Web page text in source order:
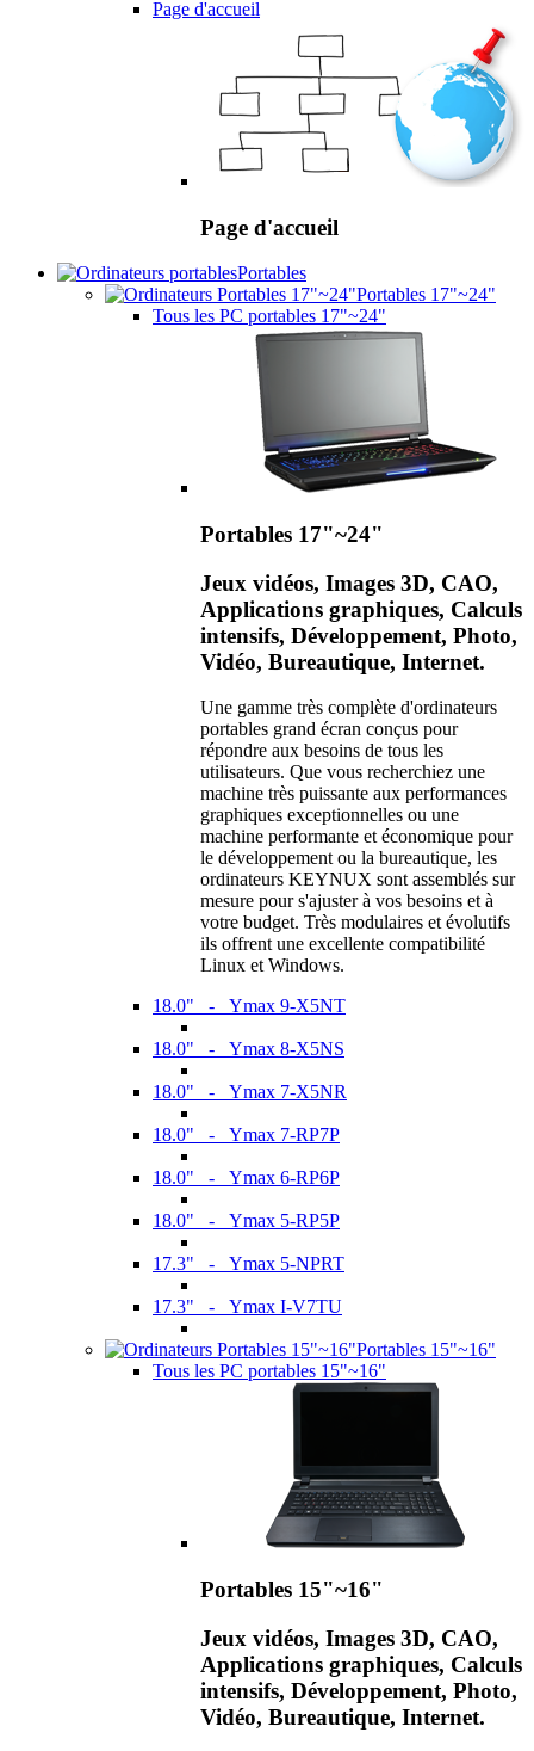
Page d'accueil
Page d'accueil
Portables
Portables 17"~24"
Tous les PC portables 17"~24"
Portables 17"~24"
Jeux vidéos, Images 3D, CAO,
Applications graphiques, Calculs
intensifs, Développement, Photo,
Vidéo, Bureautique, Internet.
Une gamme très complète d'ordinateurs
portables grand écran conçus pour
répondre aux besoins de tous les
utilisateurs. Que vous recherchiez une
machine très puissante aux performances
graphiques exceptionnelles ou une
machine performante et économique pour
le développement ou la bureautique, les
ordinateurs KEYNUX sont assemblés sur
mesure pour s'ajuster à vos besoins et à
votre budget. Très modulaires et évolutifs
ils offrent une excellente compatibilité
Linux et Windows.
18.0" - Ymax 9-X5NT
18.0" - Ymax 8-X5NS
18.0" - Ymax 7-X5NR
18.0" - Ymax 7-RP7P
18.0" - Ymax 6-RP6P
18.0" - Ymax 5-RP5P
17.3" - Ymax 5-NPRT
17.3" - Ymax I-V7TU
Portables 15"~16"
Tous les PC portables 15"~16"
Portables 15"~16"
Jeux vidéos, Images 3D, CAO,
Applications graphiques, Calculs
intensifs, Développement, Photo,
Vidéo, Bureautique, Internet.